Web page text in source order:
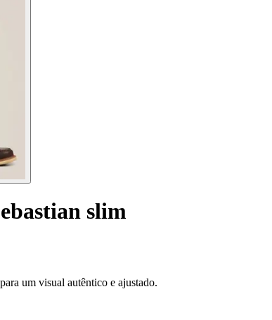
slim
um visual autêntico e ajustado.